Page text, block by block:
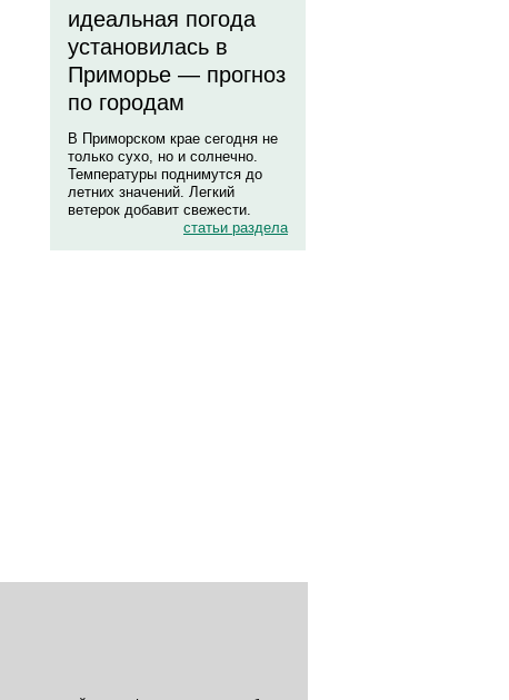
идеальная погода
установилась в
Приморье — прогноз
по городам
В Приморском крае сегодня не
только сухо, но и солнечно.
Температуры поднимутся до
летних значений. Легкий
ветерок добавит свежести.
статьи раздела